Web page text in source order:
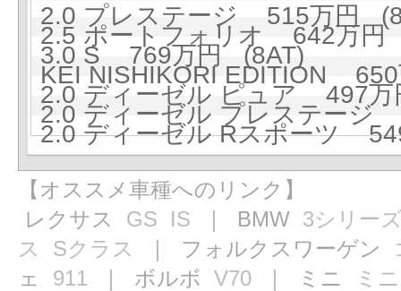
2.0 プレステージ 515万円
2.5 ポートフォリオ 642万円
3.0 S 769万円 (8AT)
KEI NISHIKORI EDITION
2.0 ディーゼル ピュア 497
2.0 ディーゼル プレステー
2.0 ディーゼル Rスポーツ
【オススメ車種へのリンク】
レクサス GS IS ｜ BMW 3シリー
ス
Sクラス ｜ フォルクスワーゲン
ェ 911 ｜ ボルボ V70 ｜ ミニ ミニ